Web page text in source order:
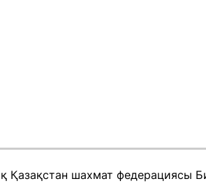
Қазақстан шахмат федерациясы